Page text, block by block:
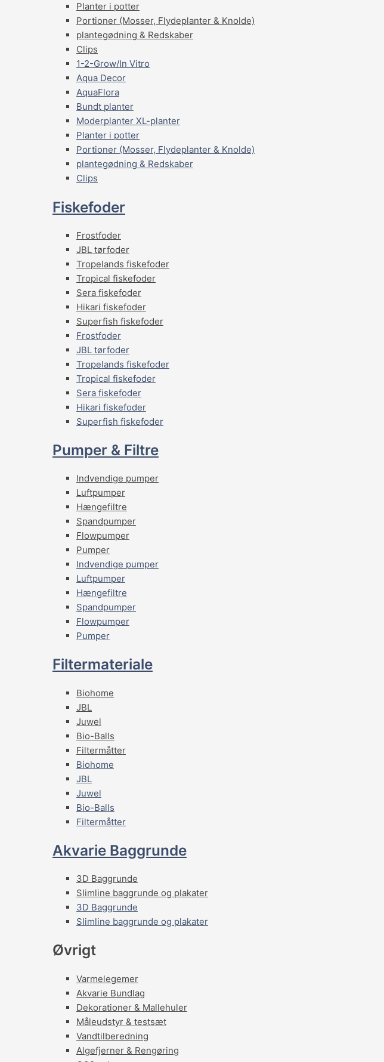
Planter i potter
Portioner (Mosser, Flydeplanter & Knolde)
plantegødning & Redskaber
Clips
1-2-Grow/In Vitro
Aqua Decor
AquaFlora
Bundt planter
Moderplanter XL-planter
Planter i potter
Portioner (Mosser, Flydeplanter & Knolde)
plantegødning & Redskaber
Clips
Fiskefoder
Frostfoder
JBL tørfoder
Tropelands fiskefoder
Tropical fiskefoder
Sera fiskefoder
Hikari fiskefoder
Superfish fiskefoder
Frostfoder
JBL tørfoder
Tropelands fiskefoder
Tropical fiskefoder
Sera fiskefoder
Hikari fiskefoder
Superfish fiskefoder
Pumper & Filtre
Indvendige pumper
Luftpumper
Hængefiltre
Spandpumper
Flowpumper
Pumper
Indvendige pumper
Luftpumper
Hængefiltre
Spandpumper
Flowpumper
Pumper
Filtermateriale
Biohome
JBL
Juwel
Bio-Balls
Filtermåtter
Biohome
JBL
Juwel
Bio-Balls
Filtermåtter
Akvarie Baggrunde
3D Baggrunde
Slimline baggrunde og plakater
3D Baggrunde
Slimline baggrunde og plakater
Øvrigt
Varmelegemer
Akvarie Bundlag
Dekorationer & Mallehuler
Måleudstyr & testsæt
Vandtilberedning
Algefjerner & Rengøring